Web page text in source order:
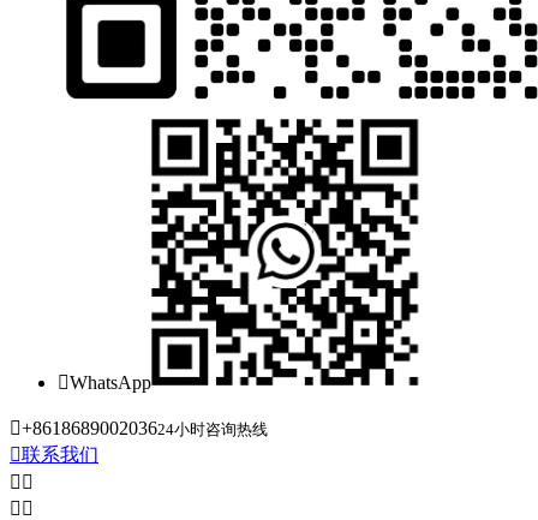
WhatsApp
+861868900203624小时咨询热线
联系我们
 
 